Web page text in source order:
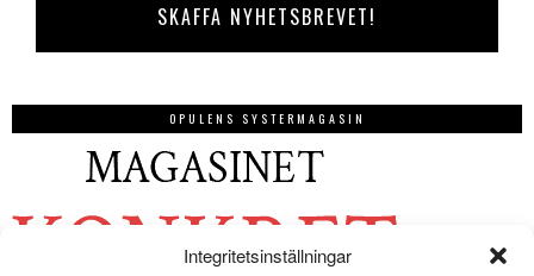
Integritetsinställningar
OPULENS SYSTERMAGASIN